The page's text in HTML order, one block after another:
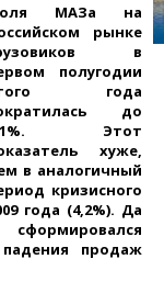
МАЗа на
рынке
в
полугодии
года
до
Этот
хуже,
в аналогичный
кризисного
года (4,2%). Да
сформировался
продаж